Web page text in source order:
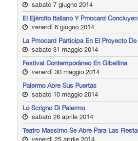
sabato 7 giugno 2014
El Ejército Italiano Y Pmocard
venerdì 6 giugno 2014
La Pmocard Participa En El Proyecto
sabato 31 maggio 2014
Festival Contemporáneo En Gibellina
venerdì 30 maggio 2014
Palermo Abre Sus Puertas
sabato 10 maggio 2014
Lo Scrigno Di Palermo
sabato 26 aprile 2014
Teatro Massimo Se Abre Para Las
venerdì 25 aprile 2014